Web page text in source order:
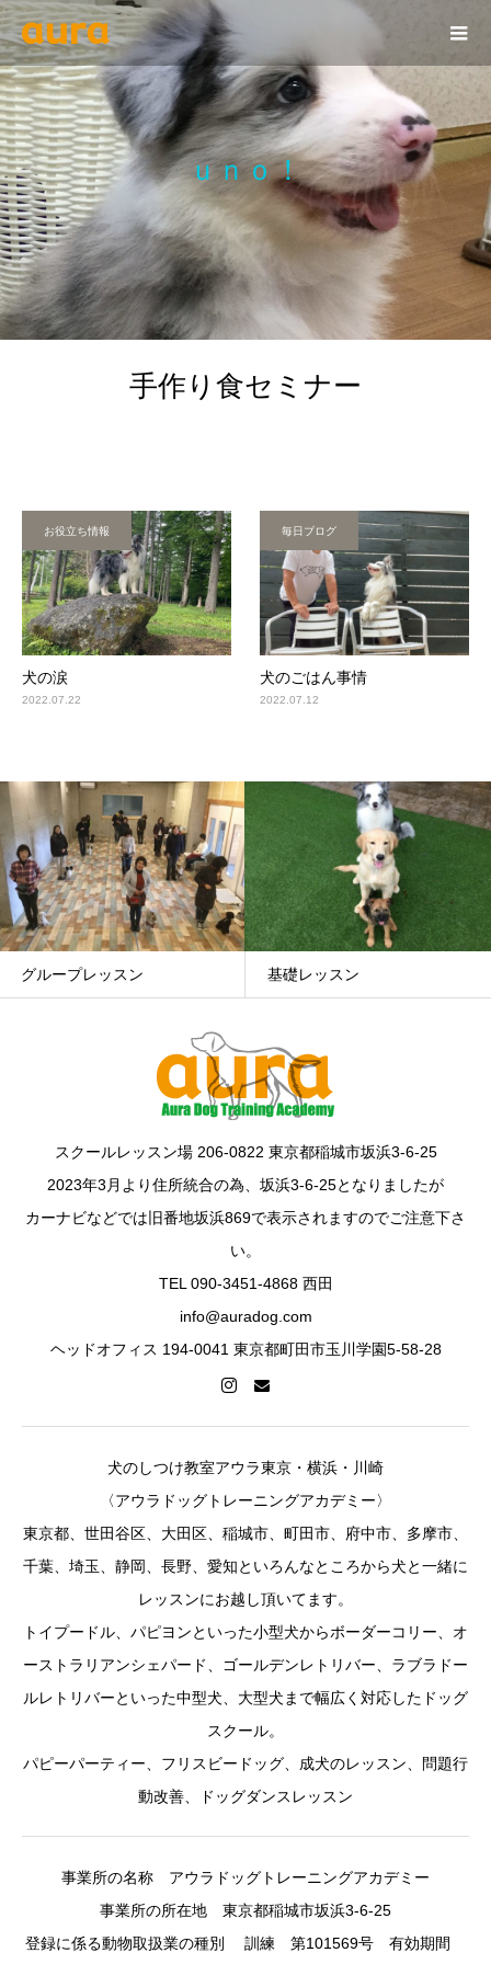
ｕｎｏ！
手作り食セミナー
お役立ち情報
犬の涙
2022.07.22
毎日ブログ
犬のごはん事情
2022.07.12
グループレッスン 基礎レッスン
スクールレッスン場 206-0822 東京都稲城市坂浜3-6-25
2023年3月より住所統合の為、坂浜3-6-25となりましたが
カーナビなどでは旧番地坂浜869で表示されますのでご注意下さ
い。
TEL 090-3451-4868 西田
info@auradog.com
ヘッドオフィス 194-0041 東京都町田市玉川学園5-58-28
犬のしつけ教室アウラ東京・横浜・川崎
〈アウラドッグトレーニングアカデミー〉
東京都、世田谷区、大田区、稲城市、町田市、府中市、多摩市、
千葉、埼玉、静岡、長野、愛知といろんなところから犬と一緒に
レッスンにお越し頂いてます。
トイプードル、パピヨンといった小型犬からボーダーコリー、オ
ーストラリアンシェパード、ゴールデンレトリバー、ラブラドー
ルレトリバーといった中型犬、大型犬まで幅広く対応したドッグ
スクール。
パピーパーティー、フリスビードッグ、成犬のレッスン、問題行
動改善、ドッグダンスレッスン
事業所の名称 アウラドッグトレーニングアカデミー
事業所の所在地 東京都稲城市坂浜3-6-25
登録に係る動物取扱業の種別 訓練 第101569号 有効期間